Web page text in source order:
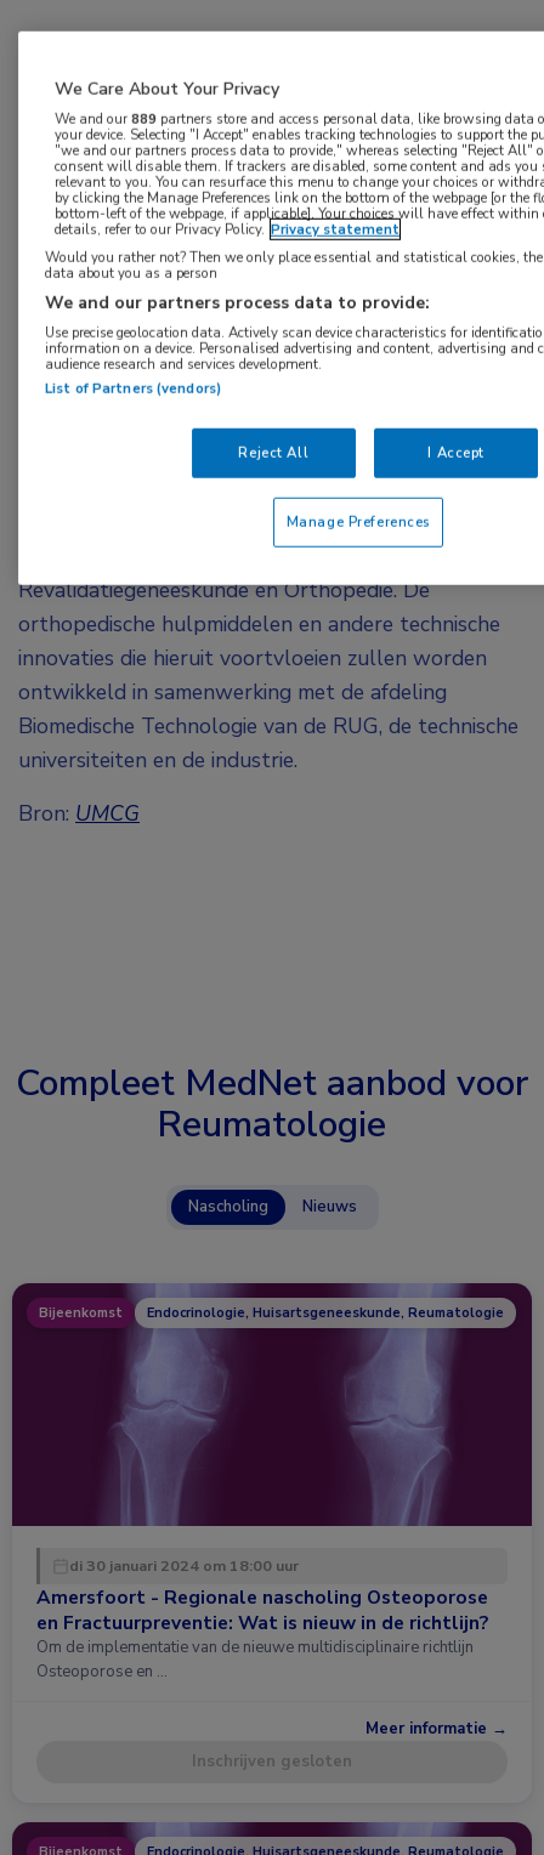
Op 1 mei is Han Houdijk gestart als hoogleraar
Klinische Bewegingswetenschappen bij het
Universitair Medisch Centrum Groningen.
Zijn leerstoel richt zich op het begrijpen van de
fysiologische, biomechanische en neuromusculaire
mechanismen van het normale en gestoorde
bewegen, en het ontwikkelen en evalueren van
innovatieve behandelingen en diagnostische
technieken voor patiënten met
bewegingsbeperkingen. Om
bewegingswetenschappelijk onderzoek verder
integreren met de klinische praktijk zal Houdijk
samenwerken met onder meer de afdelingen
Revalidatiegeneeskunde en Orthopedie. De
orthopedische hulpmiddelen en andere technische
innovaties die hieruit voortvloeien zullen worden
ontwikkeld in samenwerking met de afdeling
Biomedische Technologie van de RUG, de technische
universiteiten en de industrie.
Bron: UMCG
Compleet MedNet aanbod voor
Reumatologie
Nascholing Nieuws
Bijeenkomst Endocrinologie, Huisartsgeneeskunde, Reumatologie
di 30 januari 2024 om 18:00 uur
Amersfoort - Regionale nascholing Osteoporose
en Fractuurpreventie: Wat is nieuw in de richtlijn?
Om de implementatie van de nieuwe multidisciplinaire richtlijn
Osteoporose en …
Meer informatie →
Inschrijven gesloten
We Care About Your Privacy
We and our889 partners store and access personal data, like browsing data
your device. Selecting "I Accept" enables tracking technologies to support the
"we and our partners process data to provide," whereas selecting "Reject
consent will disable them. If trackers are disabled, some content and ads you
relevant to you. You can resurface this menu to change your choices or
by clicking the Manage Preferences link on the bottom of the webpage [or the
bottom-left of the webpage, if applicable]. Your choices will have effect within
details, refer to our Privacy Policy. Privacy statement
Would you rather not? Then we only place essential and statistical cookies,
data about you as a person
We and our partners process data to provide:
Use precise geolocation data. Actively scan device characteristics for
information on a device. Personalised advertising and content, advertising and
audience research and services development.
List of Partners (vendors)
Reject All I Accept
Manage Preferences